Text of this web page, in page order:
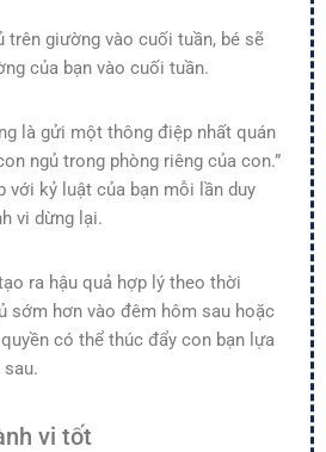
trên giường vào cuối tuần, bé sẽ
của bạn vào cuối tuần.
là gửi một thông điệp nhất quán
ngủ trong phòng riêng của con.”
với kỷ luật của bạn mỗi lần duy
vi dừng lại.
ra hậu quả hợp lý theo thời
sớm hơn vào đêm hôm sau hoặc
có thể thúc đẩy con bạn lựa
vi tốt